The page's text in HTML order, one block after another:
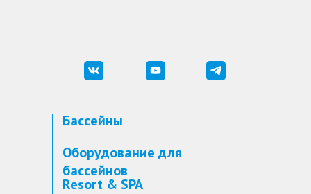
Бассейны
Оборудование для
бассейнов
Resort & SPA